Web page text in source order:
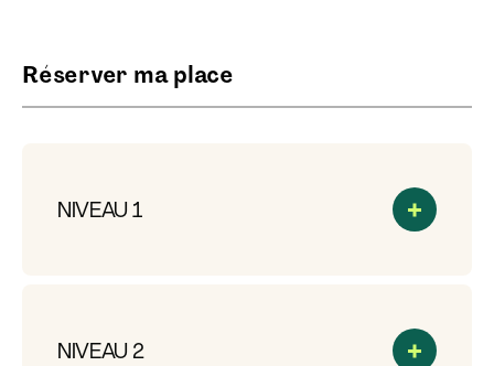
Réserver ma place
NIVEAU 1
NIVEAU 2